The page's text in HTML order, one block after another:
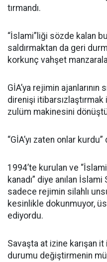
tırmandı.
“İslami”liği sözde kalan
saldırmaktan da geri
korkunç vahşet
GİA’ya rejimin ajanlarının
direnişi
zulüm makinesini
“GİA’yı zaten onlar
1994’te kurulan ve
kanadı” diye anılan
sadece rejimin silahlı
kesinlikle dokunmuyor,
ediyordu.
Savaşta at izine karışan it
durumu değiştirmenin